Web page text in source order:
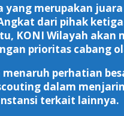
yang merupakan
dari pihak
KONI Wilayah
prioritas cabang
menaruh perhatian
dalam
terkait lainnya.